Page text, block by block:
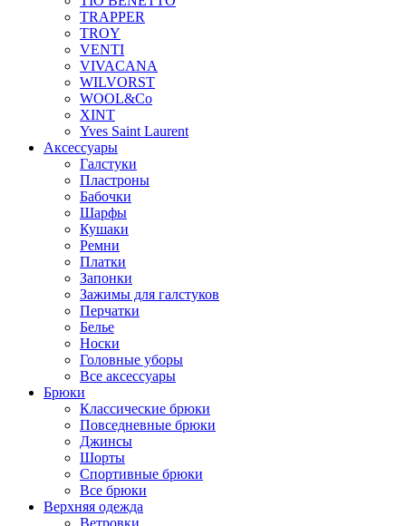
TRAPPER
TROY
VENTI
VIVACANA
WILVORST
WOOL&Co
XINT
Yves Saint Laurent
Аксессуары
Галстуки
Пластроны
Бабочки
Шарфы
Кушаки
Ремни
Платки
Запонки
Зажимы для галстуков
Перчатки
Белье
Носки
Головные уборы
Все аксессуары
Брюки
Классические брюки
Повседневные брюки
Джинсы
Шорты
Спортивные брюки
Все брюки
Верхняя одежда
Ветровки